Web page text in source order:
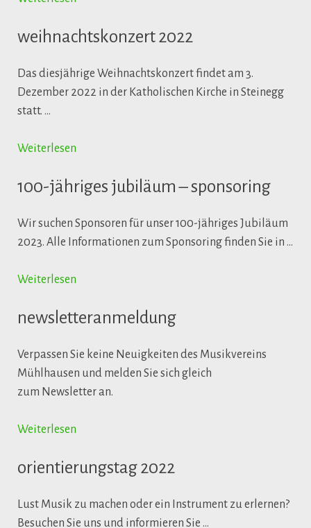
weihnachtskonzert 2022
Das diesjährige Weihnachtskonzert findet am 3.
Dezember 2022 in der Katholischen Kirche in Steinegg
statt. …
Weiterlesen
100-jähriges jubiläum – sponsoring
Wir suchen Sponsoren für unser 100-jähriges Jubiläum
2023. Alle Informationen zum Sponsoring finden Sie in …
Weiterlesen
newsletteranmeldung
Verpassen Sie keine Neuigkeiten des Musikvereins
Mühlhausen und melden Sie sich gleich
zum Newsletter an.
Weiterlesen
orientierungstag 2022
Lust Musik zu machen oder ein Instrument zu erlernen?
Besuchen Sie uns und informieren Sie …